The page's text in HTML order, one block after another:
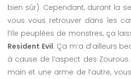
bien sûr). Cependant, durant la
vous vous retrouver dans les
l’île peuplées de monstres, ça
Resident Evil. Ça m’a d’ailleurs
à cause de l’aspect des
main et une arme de l’autre,